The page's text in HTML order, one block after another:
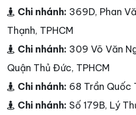
Chi nhánh: 369D, Phan
Thạnh, TPHCM
Chi nhánh: 309 Võ Văn
Quận Thủ Đức, TPHCM
Chi nhánh: 68 Trần Quốc
Chi nhánh: Số 179B, Lý